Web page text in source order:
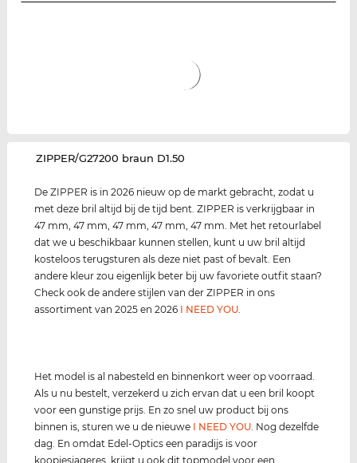
‌ZIPPER/G27200 braun D1.50
De ZIPPER is in 2026 nieuw op de markt gebracht, zodat u
met deze bril altijd bij de tijd bent. ZIPPER is verkrijgbaar in
47 mm, 47 mm, 47 mm, 47 mm, 47 mm. Met het retourlabel
dat we u beschikbaar kunnen stellen, kunt u uw bril altijd
kosteloos terugsturen als deze niet past of bevalt. Een
andere kleur zou eigenlijk beter bij uw favoriete outfit staan?
Check ook de andere stijlen van der ZIPPER in ons
assortiment van 2025 en 2026 I NEED YOU
Het model is al nabesteld en binnenkort weer op voorraad.
Als u nu bestelt, verzekerd u zich ervan dat u een bril koopt
voor een gunstige prijs. En zo snel uw product bij ons
binnen is, sturen we u de nieuwe I NEED YOU . Nog dezelfde
dag. En omdat Edel-Optics een paradijs is voor
koopjesjageres, krijgt u ook dit topmodel voor een